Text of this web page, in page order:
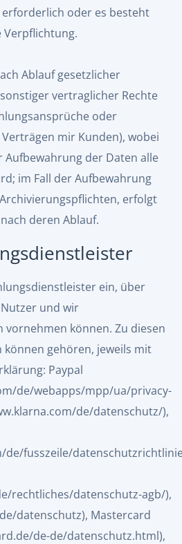
oder es besteht
Verpflichtung.
Ablauf gesetzlicher
vertraglicher Rechte
oder
mir Kunden), wobei
der Daten alle
im Fall der Aufbewahrung
erfolgt
deren Ablauf.
ein, über
und wir
können. Zu diesen
gehören, jeweils mit
Paypal
de/webapps/mpp/ua/privacy-
de/datenschutz/),
de/fusszeile/
rechtliches/datenschutz-agb/),
datenschutz), Mastercard
de-de/datenschutz.html),